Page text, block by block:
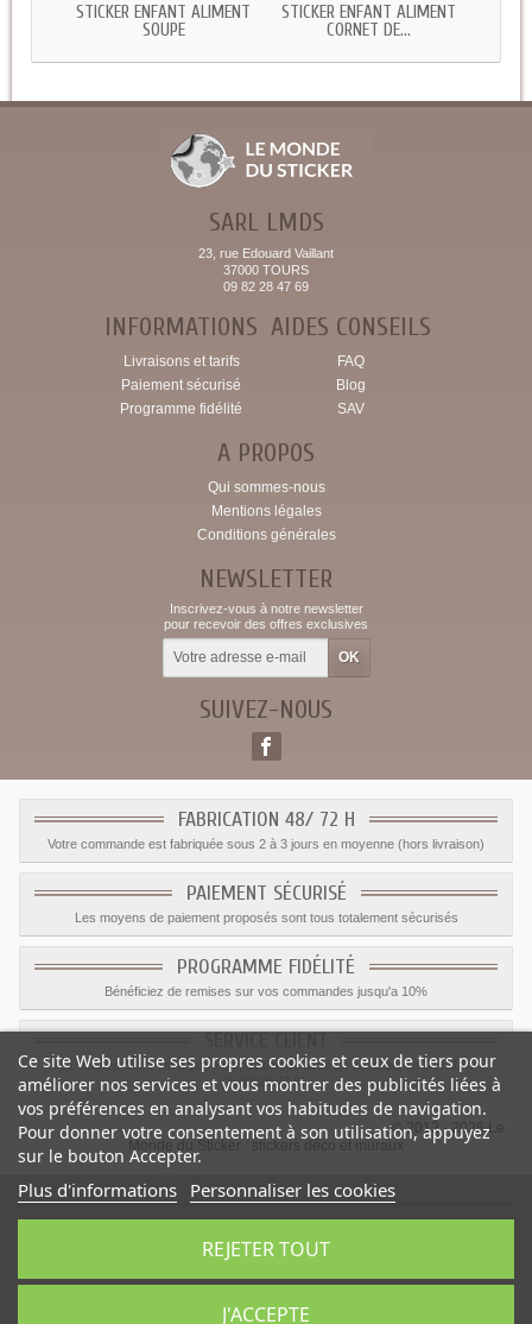
STICKER ENFANT ALIMENT
SOUPE
STICKER ENFANT ALIMENT
CORNET DE...
SARL LMDS
23, rue Edouard Vaillant
37000 TOURS
09 82 28 47 69
INFORMATIONS
Livraisons et tarifs
Paiement sécurisé
Programme fidélité
AIDES CONSEILS
FAQ
Blog
SAV
A PROPOS
Qui sommes-nous
Mentions légales
Conditions générales
NEWSLETTER
Inscrivez-vous à notre newsletter
pour recevoir des offres exclusives
SUIVEZ-NOUS
FABRICATION 48/ 72 H
Votre commande est fabriquée sous 2 à 3 jours en moyenne (hors livraison)
PAIEMENT SÉCURISÉ
Les moyens de paiement proposés sont tous totalement sécurisés
PROGRAMME FIDÉLITÉ
Bénéficiez de remises sur vos commandes jusqu'a 10%
Le service client est a votre disposition du lundi au vendredi de 8h à 17h
09.82.28.47.69.
© 2012 - 2026 Le
Monde du Sticker :
stickers déco et muraux
Catégorie:Stickers Cuisine
Ce site Web utilise ses propres cookies et ceux de tiers pour
améliorer nos services et vous montrer des publicités liées à
vos préférences en analysant vos habitudes de navigation.
Pour donner votre consentement à son utilisation, appuyez
sur le bouton Accepter.
Plus d'informations Personnaliser les cookies
REJETER TOUT
J'ACCEPTE